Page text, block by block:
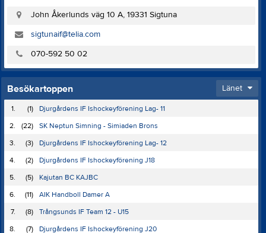
John Åkerlunds väg 10 A, 19331 Sigtuna
sigtunaif@telia.com
070-592 50 02
Besökartoppen Länet
1. (1)
Djurgårdens IF Ishockeyförening Lag- 11
2.
(22)
SK Neptun Simning - Simiaden Brons
3.
(3)
Djurgårdens IF Ishockeyförening Lag- 12
4.
(2)
Djurgårdens IF Ishockeyförening J18
5.
(5)
Kajutan BC KAJBC
6.
(11)
AIK Handboll Damer A
7.
(8)
Trångsunds IF Team 12 - U15
8.
(7) Djurgårdens IF Ishockeyförening J20